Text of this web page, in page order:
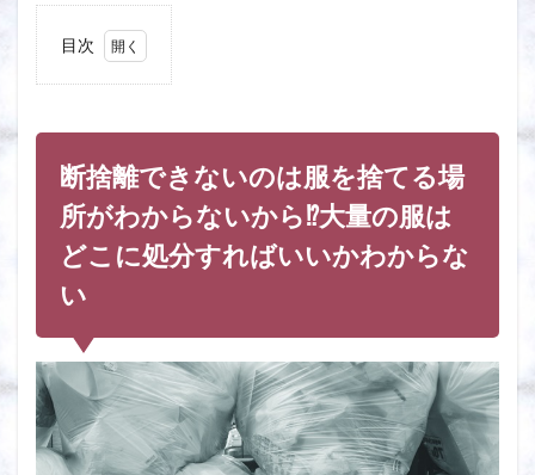
目次
いの
は服
を捨
てる
場所
がわ
から
か
大量
の服
はど
こに
処分
断捨離できないのは服を捨てる場
所がわからないから⁉大量の服は
どこに処分すればいいかわからな
い